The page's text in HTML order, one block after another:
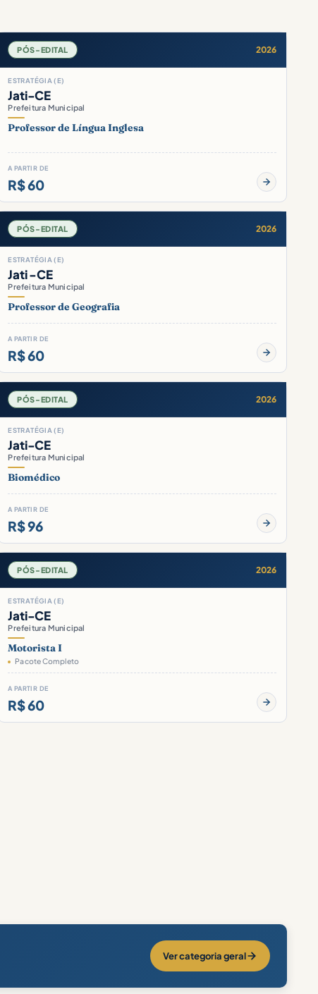
PÓS-EDITAL 2026
ESTRATÉGIA (E)
Jati-CE
Prefeitura Municipal
Professor de Língua Inglesa
A PARTIR DE
R$ 60
PÓS-EDITAL 2026
ESTRATÉGIA (E)
Jati -CE
Prefeitura Municipal
Professor de Geografia
A PARTIR DE
R$ 60
PÓS-EDITAL 2026
ESTRATÉGIA (E)
Jati-CE
Prefeitura Municipal
Biomédico
A PARTIR DE
R$ 96
PÓS-EDITAL 2026
ESTRATÉGIA (E)
Jati-CE
Prefeitura Municipal
Motorista I
Pacote Completo
A PARTIR DE
R$ 60
Ver categoria geral